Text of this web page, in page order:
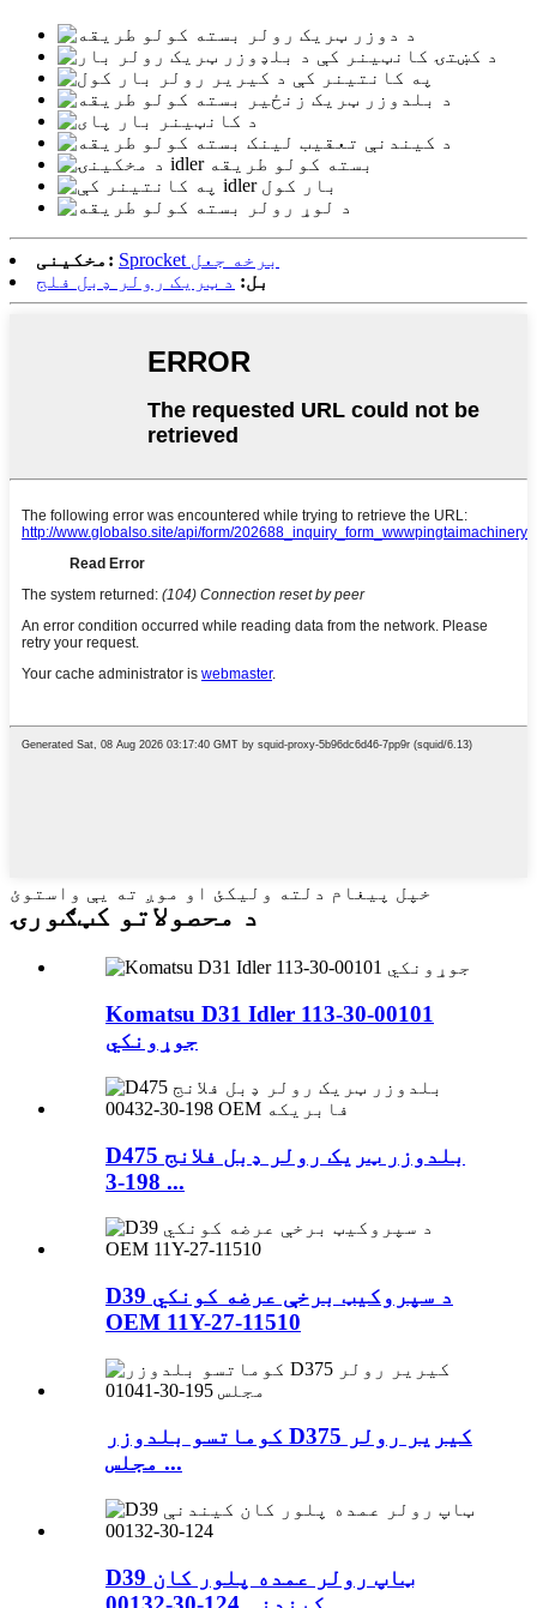
مخکینی:
Sprocket برخه جعل
بل: د ټریک رولر ډبل فلج
خپل پیغام دلته ولیکئ او موږ ته یې واستوئ
د محصولاتو کټګورۍ
Komatsu D31 Idler 113-30-00101
جوړونکي
D475 بلدوزر ټریک رولر ډبل فلانج
198-3 ...
D39 د سپروکیټ برخې عرضه کونکي
OEM 11Y-27-11510
کوماتسو بلدوزر D375 کیریر رولر
مجلس ...
D39 ټاپ رولر عمده پلور کان